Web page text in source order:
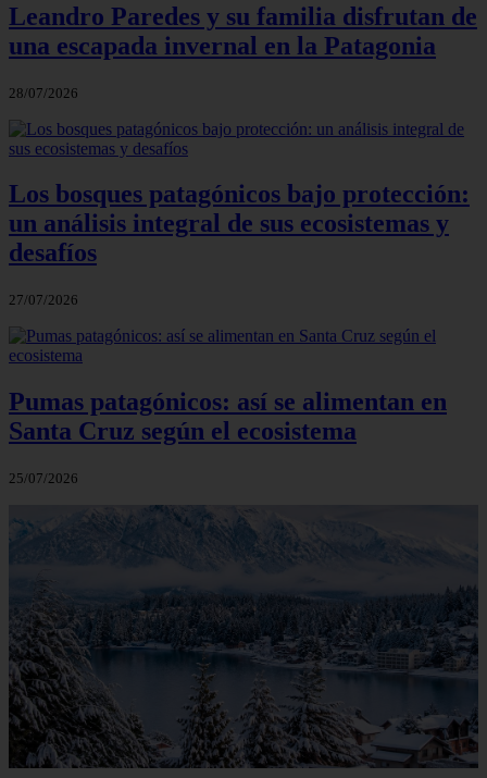
Leandro Paredes y su familia disfrutan de
una escapada invernal en la Patagonia
28/07/2026
Los bosques patagónicos bajo protección:
un análisis integral de sus ecosistemas y
desafíos
27/07/2026
Pumas patagónicos: así se alimentan en
Santa Cruz según el ecosistema
25/07/2026